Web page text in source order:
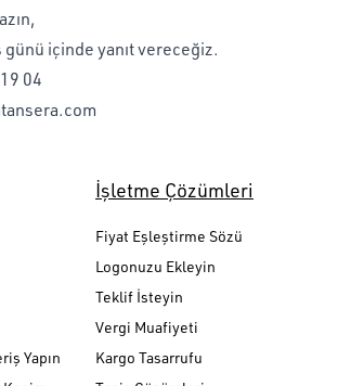
içinde yanıt vereceğiz.
04
Yapın
İşletme Çözümleri
Fiyat Eşleştirme Sözü
Logonuzu Ekleyin
Teklif İsteyin
Vergi Muafiyeti
Kargo Tasarrufu